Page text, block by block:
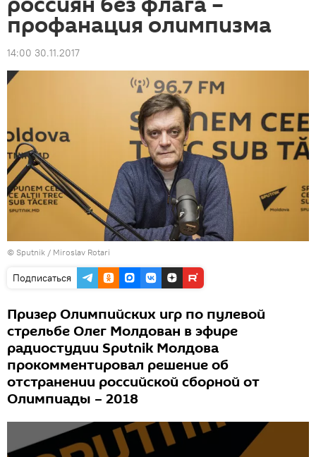
профанация олимпизма
14:00 30.11.2017
© Sputnik / Miroslav Rotari
Подписаться
Призер Олимпийских игр по пулевой
стрельбе Олег Молдован в эфире
радиостудии Sputnik Молдова
прокомментировал решение об
отстранении российской сборной от
Олимпиады – 2018